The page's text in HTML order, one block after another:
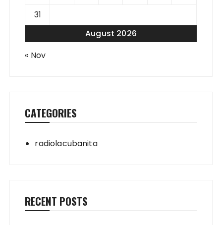
August 2026
31
« Nov
CATEGORIES
radiolacubanita
RECENT POSTS